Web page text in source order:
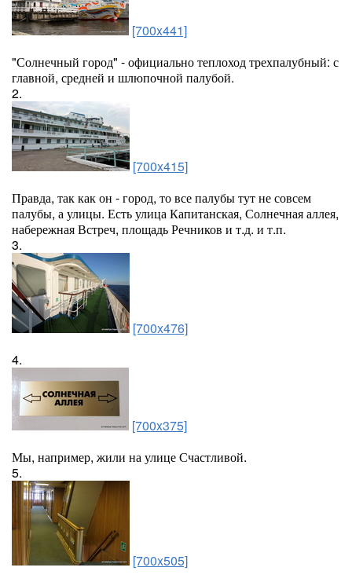
[700x441]
"Солнечный город" - официально теплоход трехпалубный: с
главной, средней и шлюпочной палубой.
2.
[700x415]
Правда, так как он - город, то все палубы тут не совсем
палубы, а улицы. Есть улица Капитанская, Солнечная аллея,
набережная Встреч, площадь Речников и т.д. и т.п.
3.
[700x476]
4.
[700x375]
Мы, например, жили на улице Счастливой.
5.
[700x505]